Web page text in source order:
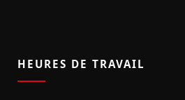
HEURES DE TRAVAIL